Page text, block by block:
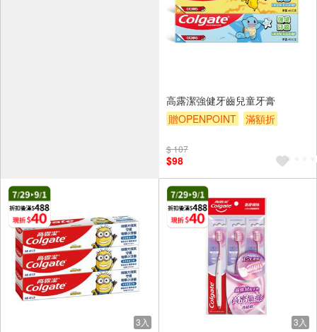
高露潔強健牙齒兒童牙膏
贈OPENPOINT
滿額折
$ 107
$98
3入 3入